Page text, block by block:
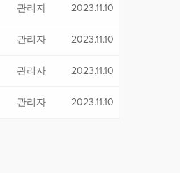
관리자 2023.11.10
관리자 2023.11.10
관리자 2023.11.10
관리자 2023.11.10